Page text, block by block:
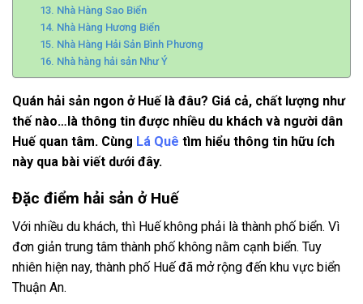
13. Nhà Hàng Sao Biển
14. Nhà Hàng Hương Biển
15. Nhà Hàng Hải Sản Bình Phương
16. Nhà hàng hải sản Như Ý
Quán hải sản ngon ở Huế là đâu? Giá cả, chất lượng như
thế nào…là thông tin được nhiều du khách và người dân
Huế quan tâm. Cùng Lá Quê tìm hiểu thông tin hữu ích
này qua bài viết dưới đây.
Đặc điểm hải sản ở Huế
Với nhiều du khách, thì Huế không phải là thành phố biển. Vì
đơn giản trung tâm thành phố không nằm cạnh biển. Tuy
nhiên hiện nay, thành phố Huế đã mở rộng đến khu vực biển
Thuận An.